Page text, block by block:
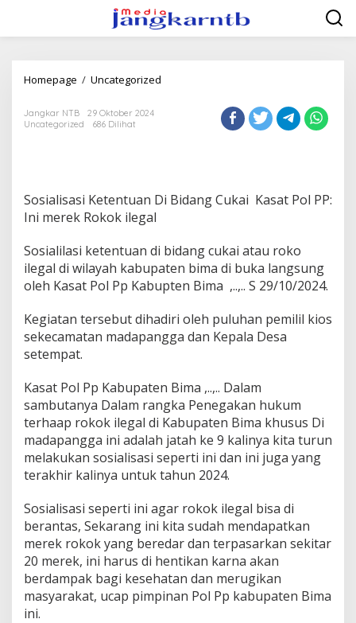
konten
Homepage / Uncategorized
Jangkar NTB
29 Oktober 2024
Uncategorized
686 Dilihat
Sosialisasi Ketentuan Di Bidang Cukai Kasat Pol PP:
Ini merek Rokok ilegal
Sosialilasi ketentuan di bidang cukai atau roko
ilegal di wilayah kabupaten bima di buka langsung
oleh Kasat Pol Pp Kabupten Bima ,..,.. S 29/10/2024.
Kegiatan tersebut dihadiri oleh puluhan pemilil kios
sekecamatan madapangga dan Kepala Desa
setempat.
Kasat Pol Pp Kabupaten Bima ,..,.. Dalam
sambutanya Dalam rangka Penegakan hukum
terhaap rokok ilegal di Kabupaten Bima khusus Di
madapangga ini adalah jatah ke 9 kalinya kita turun
melakukan sosialisasi seperti ini dan ini juga yang
terakhir kalinya untuk tahun 2024.
Sosialisasi seperti ini agar rokok ilegal bisa di
berantas, Sekarang ini kita sudah mendapatkan
merek rokok yang beredar dan terpasarkan sekitar
20 merek, ini harus di hentikan karna akan
berdampak bagi kesehatan dan merugikan
masyarakat, ucap pimpinan Pol Pp kabupaten Bima
ini.